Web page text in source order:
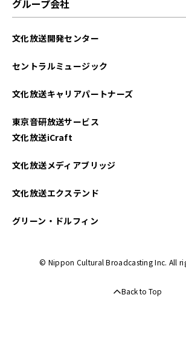
グループ会社
文化放送開発センター
セントラルミュージック
文化放送キャリアパートナーズ
東京音研放送サービス
文化放送iCraft
文化放送メディアブリッジ
文化放送エクステンド
グリーン・ドルフィン
© Nippon Cultural Broadcasting Inc. All
Back to Top